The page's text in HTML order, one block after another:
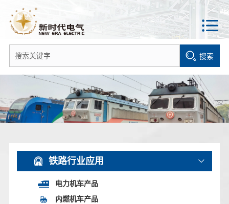
搜索
铁路行业应用
电力机车产品
内燃机车产品